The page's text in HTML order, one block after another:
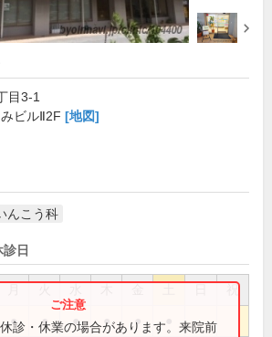
目3-1
ビルⅡ2F [地図]
んこう科
日
祝
● ● ● ● ●
診・休業の場合があります。来院前